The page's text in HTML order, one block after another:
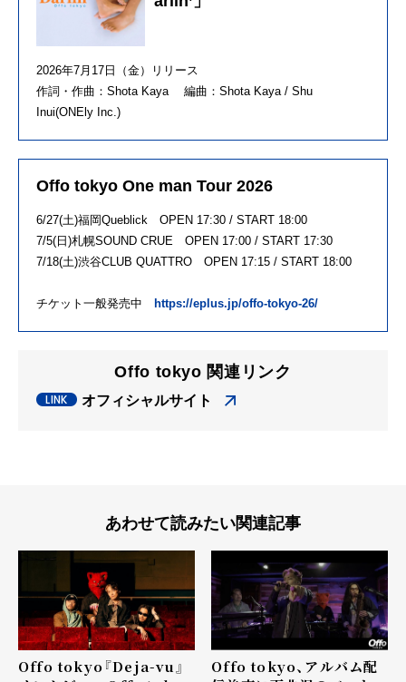
2026年7月17日（金）リリース
作詞・作曲：Shota Kaya 編曲：Shota Kaya / Shu
Inui(ONEly Inc.)
Offo tokyo One man Tour 2026
6/27(土)福岡Queblick OPEN 17:30 / START 18:00
7/5(日)札幌SOUND CRUE OPEN 17:00 / START 17:30
7/18(土)渋谷CLUB QUATTRO OPEN 17:15 / START 18:00
チケット一般発売中 https://eplus.jp/offo-tokyo-26/
Offo tokyo 関連リンク
オフィシャルサイト
あわせて読みたい関連記事
Offo tokyo『Deja-vu』
Offo tokyo、アルバム配